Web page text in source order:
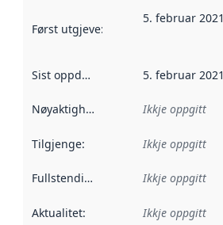
Først utgjeve:
5. februar 2021
Sist oppdatert 5. februar 2021
Nøyaktigheit Ikkje oppgitt
Tilgjenge: Ikkje oppgitt
Fullstendigheit Ikkje oppgitt
Aktualitet: Ikkje oppgitt